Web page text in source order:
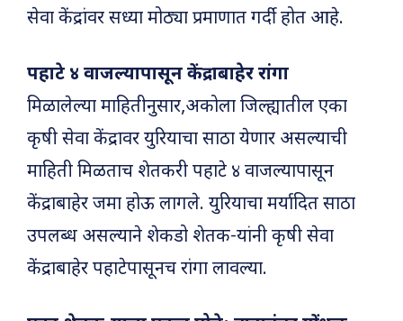
सेवा केंद्रांवर सध्या मोठ्या प्रमाणात गर्दी होत आहे.
पहाटे ४ वाजल्यापासून केंद्राबाहेर रांगा
मिळालेल्या माहितीनुसार,अकोला जिल्ह्यातील एका
कृषी सेवा केंद्रावर युरियाचा साठा येणार असल्याची
माहिती मिळताच शेतकरी पहाटे ४ वाजल्यापासून
केंद्राबाहेर जमा होऊ लागले. युरियाचा मर्यादित साठा
उपलब्ध असल्याने शेकडो शेतक-यांनी कृषी सेवा
केंद्राबाहेर पहाटेपासूनच रांगा लावल्या.